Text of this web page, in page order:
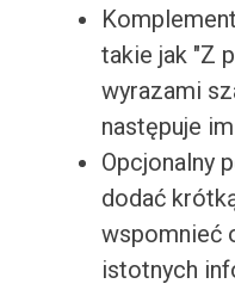
takie jak "Z
wyrazami
następuje
Opcjonalny
dodać
wspomnieć
istotnych